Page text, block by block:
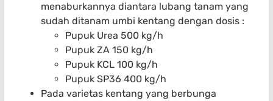
menaburkannya diantara lubang tanam yang
sudah ditanam umbi kentang dengan dosis :
Pupuk Urea 500 kg/h
Pupuk ZA 150 kg/h
Pupuk KCL 100 kg/h
Pupuk SP36 400 kg/h
Pada varietas kentang yang berbunga